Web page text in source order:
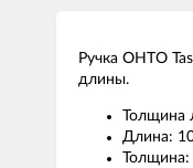
Ручка OHTO
длины.
Толщина
Длина: